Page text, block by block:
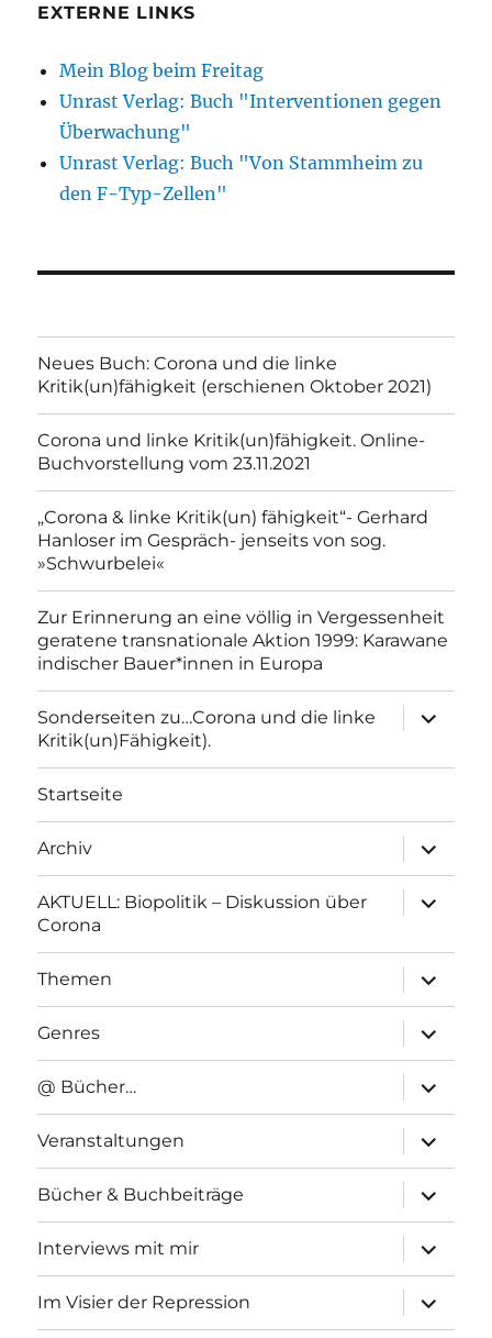
EXTERNE LINKS
Mein Blog beim Freitag
Unrast Verlag: Buch "Interventionen gegen
Überwachung"
Unrast Verlag: Buch "Von Stammheim zu
den F-Typ-Zellen"
Neues Buch: Corona und die linke
Kritik(un)fähigkeit (erschienen Oktober 2021)
Corona und linke Kritik(un)fähigkeit. Online-
Buchvorstellung vom 23.11.2021
„Corona & linke Kritik(un) fähigkeit“- Gerhard
Hanloser im Gespräch- jenseits von sog.
»Schwurbelei«
Zur Erinnerung an eine völlig in Vergessenheit
geratene transnationale Aktion 1999: Karawane
indischer Bauer*innen in Europa
Sonderseiten zu…Corona und die linke
Kritik(un)Fähigkeit).
anzeigen
Startseite
Archiv
anzeigen
AKTUELL: Biopolitik – Diskussion über
Corona
anzeigen
Themen
anzeigen
Genres
anzeigen
@ Bücher…
anzeigen
Veranstaltungen
anzeigen
Bücher & Buchbeiträge
anzeigen
Interviews mit mir
anzeigen
Im Visier der Repression
anzeigen